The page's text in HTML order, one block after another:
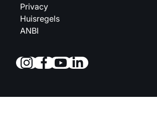
Privacy
Huisregels
ANBI